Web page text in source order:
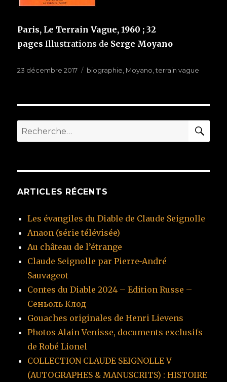
Paris, Le Terrain Vague, 1960 ; 32
pages Illustrations de Serge Moyano
Publié
23 décembre 2017 Étiquettes
biographie Moyano ,terrain vague
Recherche
pour
ARTICLES RÉCENTS
Les évangiles du Diable de Claude Seignolle
Anaon (série télévisée)
Au château de l’étrange
Claude Seignolle par Pierre-André
Sauvageot
Contes du Diable 2024 – Edition Russe –
Сеньоль Клод
Gouaches originales de Henri Lievens
Photos Alain Venisse, documents exclusifs
de Robé Lionel
COLLECTION CLAUDE SEIGNOLLE V
(AUTOGRAPHES & MANUSCRITS) : HISTOIRE